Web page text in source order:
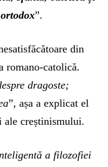
”.
din
romano-catolică.
dragoste;
”, așa a explicat el
ale creștinismului.
a filozofiei